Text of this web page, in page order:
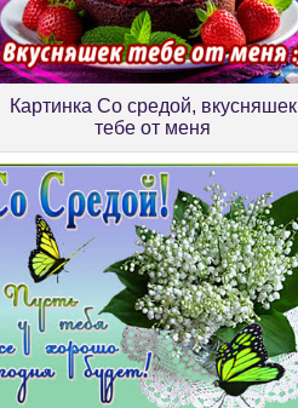
Картинка Со средой, вкусняшек
тебе от меня